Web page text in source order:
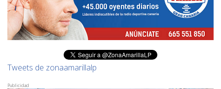
Tweets de zonaamarillalp
Publicidad